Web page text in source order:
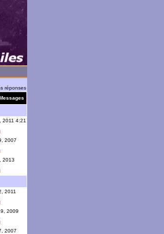
réponses
2011 4:21
2007
2013
2011
2009
2007